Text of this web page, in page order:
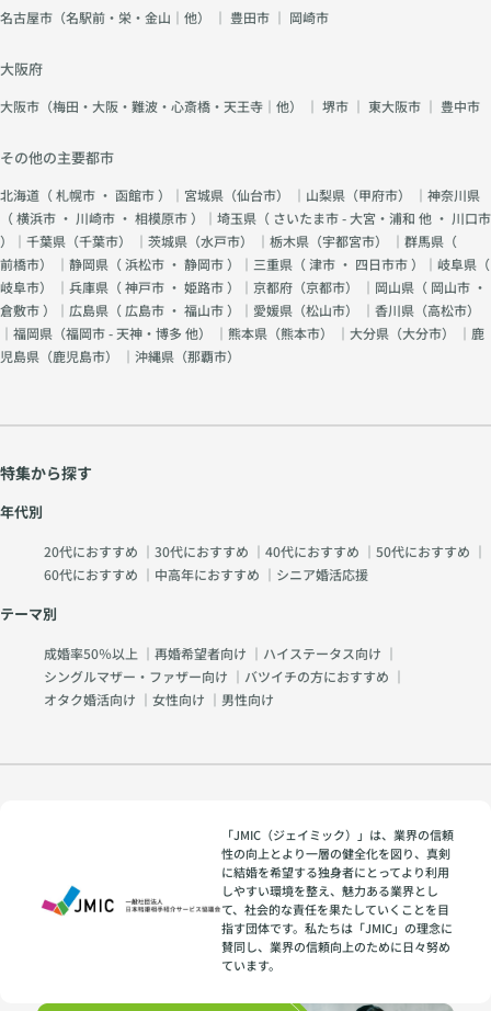
名古屋市（名駅前・栄・金山｜他） ｜ 豊田市 ｜ 岡崎市
大阪府
大阪市（梅田・大阪・難波・心斎橋・天王寺｜他） ｜ 堺市 ｜ 東大阪市 ｜ 豊中市
その他の主要都市
北海道（札幌市 ・ 函館市）｜宮城県（仙台市） ｜山梨県（甲府市） ｜神奈川県
（横浜市 ・ 川崎市 ・ 相模原市）｜埼玉県（ さいたま市 - 大宮・浦和 他 ・ 川口市
）｜千葉県（千葉市） ｜茨城県（水戸市） ｜栃木県（宇都宮市） ｜群馬県（
前橋市） ｜静岡県（浜松市 ・ 静岡市）｜三重県（津市 ・ 四日市市）｜岐阜県（
岐阜市） ｜兵庫県（神戸市 ・ 姫路市）｜京都府（京都市） ｜岡山県（ 岡山市 ・
倉敷市）｜広島県（ 広島市 ・ 福山市）｜愛媛県（松山市） ｜香川県（高松市）
｜福岡県（福岡市 - 天神・博多 他） ｜熊本県（熊本市） ｜大分県（大分市） ｜鹿
児島県（鹿児島市） ｜沖縄県（那覇市）
特集から探す
年代別
20代におすすめ ｜ 30代におすすめ ｜ 40代におすすめ ｜ 50代におすすめ ｜
60代におすすめ ｜ 中高年におすすめ ｜ シニア婚活応援
テーマ別
成婚率50％以上 ｜ 再婚希望者向け ｜ ハイステータス向け ｜
シングルマザー・ファザー向け ｜ バツイチの方におすすめ ｜
オタク婚活向け ｜ 女性向け ｜ 男性向け
「JMIC（ジェイミック）」は、業界の信頼
性の向上とより一層の健全化を図り、真剣
に結婚を希望する独身者にとってより利用
しやすい環境を整え、魅力ある業界とし
て、社会的な責任を果たしていくことを目
指す団体です。私たちは「JMIC」の理念に
賛同し、業界の信頼向上のために日々努め
ています。